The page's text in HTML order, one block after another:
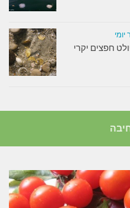
חפצים יקרי